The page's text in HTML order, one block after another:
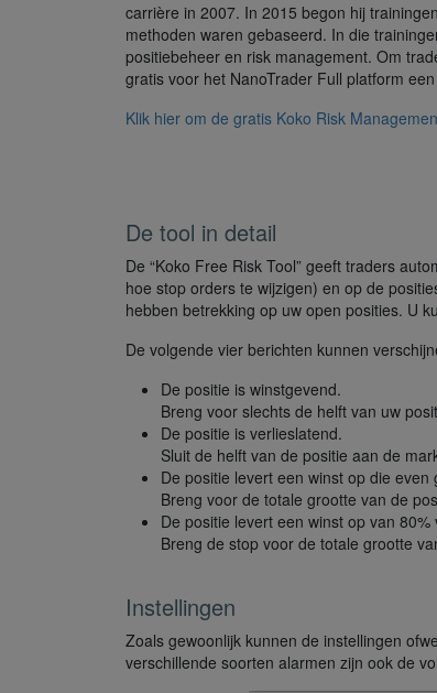
carrière in 2007. In 2015 begon hij
methoden waren gebaseerd. In die
positiebeheer en risk management. Om
gratis voor het NanoTrader Full platform
Klik hier om de gratis Koko Risk
De tool in detail
De “Koko Free Risk Tool” geeft traders
hoe stop orders te wijzigen) en op de
hebben betrekking op uw open posities. U
De volgende vier berichten kunnen
De positie is winstgevend.
Breng voor slechts de helft van uw
De positie is verlieslatend.
Sluit de helft van de positie aan de
De positie levert een winst op die even
Breng voor de totale grootte van de
De positie levert een winst op van 80%
Breng de stop voor de totale grootte
Instellingen
Zoals gewoonlijk kunnen de instellingen
verschillende soorten alarmen zijn ook de